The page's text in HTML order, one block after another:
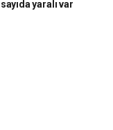
sayıda yaralı var